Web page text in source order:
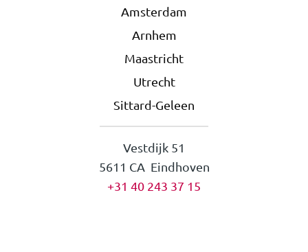
Amsterdam
Arnhem
Maastricht
Utrecht
Sittard-Geleen
Vestdijk 51
5611 CA Eindhoven
+31 40 243 37 15